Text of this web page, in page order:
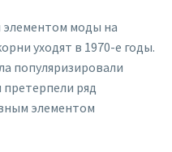
моды на
уходят в 1970-е годы.
популяризировали
ряд
элементом